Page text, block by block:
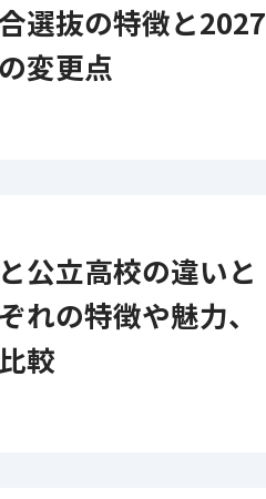
選抜の特徴と2027
変更点
れの特徴や魅力、
較